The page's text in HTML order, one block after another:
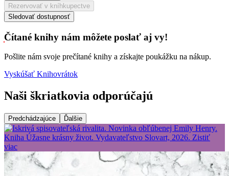
Rezervovať v kníhkupectve
Sledovať dostupnosť
Čítané knihy nám môžete poslať aj vy!
Pošlite nám svoje prečítané knihy a získajte poukážku na nákup.
Vyskúšať Knihovrátok
Naši škriatkovia odporúčajú
Predchádzajúce Ďalšie